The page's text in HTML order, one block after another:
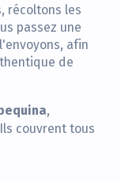
récoltons les
passez une
afin
de
,
couvrent tous